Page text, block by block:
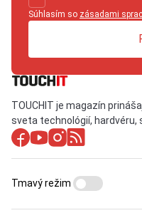
Súhlasím so zásadami
TOUCHIT je magazín
sveta technológií, hardvéru,
Tmavý režim